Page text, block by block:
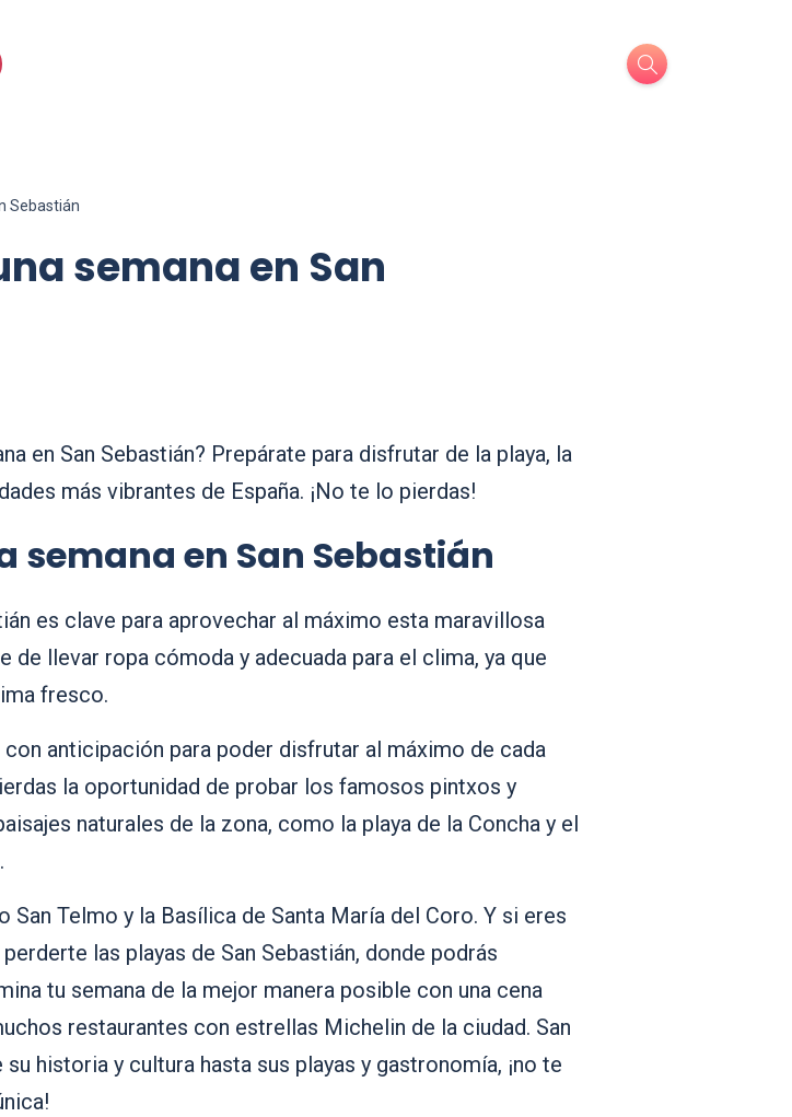
Sebastián
semana en San
en San Sebastián? Prepárate para disfrutar de la playa, la
más vibrantes de España. ¡No te lo pierdas!
en San Sebastián
es clave para aprovechar al máximo esta maravillosa
de llevar ropa cómoda y adecuada para el clima, ya que
fresco.
anticipación para poder disfrutar al máximo de cada
la oportunidad de probar los famosos pintxos y
naturales de la zona, como la playa de la Concha y el
Telmo y la Basílica de Santa María del Coro. Y si eres
las playas de San Sebastián, donde podrás
tu semana de la mejor manera posible con una cena
restaurantes con estrellas Michelin de la ciudad. San
historia y cultura hasta sus playas y gastronomía, ¡no te